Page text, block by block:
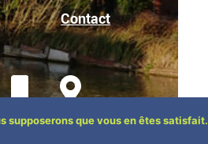
Contact
supposerons que vous en êtes satisfait.